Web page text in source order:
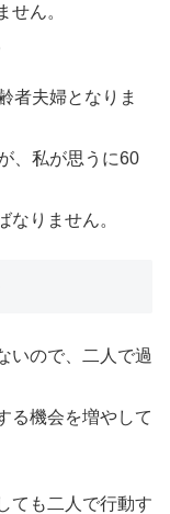
せん。
者夫婦となりま
、私が思うに60
なりません。
いので、二人で過
る機会を増やして
ても二人で行動す